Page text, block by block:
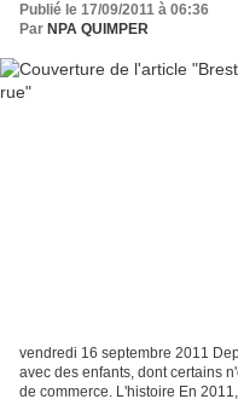
Publié le 17/09/2011 à 06:36
Par NPA QUIMPER
vendredi 16 septembre 2011
avec des enfants, dont certains
de commerce. L'histoire En